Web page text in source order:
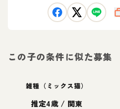
この子の条件に似た募集
雑種（ミックス猫）
推定4歳 / 関東